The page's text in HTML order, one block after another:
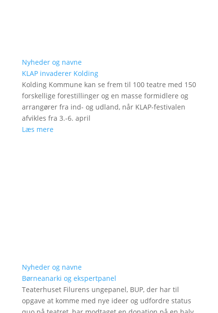
Nyheder og navne
KLAP invaderer Kolding
Kolding Kommune kan se frem til 100 teatre med 150
forskellige forestillinger og en masse formidlere og
arrangører fra ind- og udland, når KLAP-festivalen
afvikles fra 3.-6. april
Læs mere
Nyheder og navne
Børneanarki og ekspertpanel
Teaterhuset Filurens ungepanel, BUP, der har til
opgave at komme med nye ideer og udfordre status